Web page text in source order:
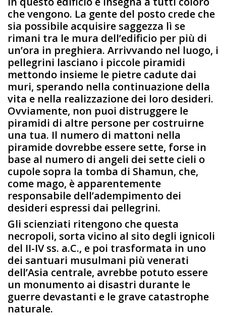
che vengono. La gente del posto crede che
sia possibile acquisire saggezza lì se
rimani tra le mura dell’edificio per più di
un’ora in preghiera. Arrivvando nel luogo, i
pellegrini lasciano i piccole piramidi
mettondo insieme le pietre cadute dai
muri, sperando nella continuazione della
vita e nella realizzazione dei loro desideri.
Ovviamente, non puoi distruggere le
piramidi di altre persone per costruirne
una tua. Il numero di mattoni nella
piramide dovrebbe essere sette, forse in
base al numero di angeli dei sette cieli o
cupole sopra la tomba di Shamun, che,
come mago, è apparentemente
responsabile dell’adempimento dei
desideri espressi dai pellegrini.
Gli scienziati ritengono che questa
necropoli, sorta vicino al sito degli ignicoli
del II-IV ss. a.C., e poi trasformata in uno
dei santuari musulmani più venerati
dell’Asia centrale, avrebbe potuto essere
un monumento ai disastri durante le
guerre devastanti e le grave catastrophe
naturale.